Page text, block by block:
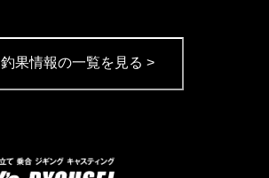
釣果情報の一覧を見る >